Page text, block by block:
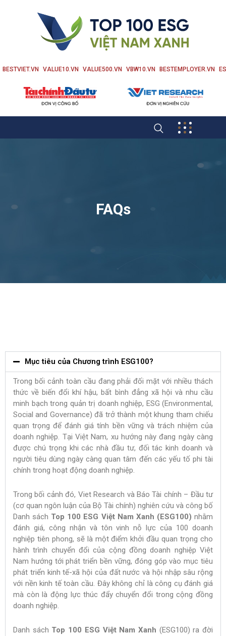
BESTVIET.VN VALUE10.VN VALUE500.VN VBW10.VN BESTEMPLOYER.VN
FAQs
Mục tiêu của Chương trình ESG100?
Trong bối cảnh toàn cầu đang phải đối mặt với nhiều thách
thức về biến đổi khí hậu, bất bình đẳng xã hội và nhu cầu
minh bạch trong quản trị doanh nghiệp, ESG (Environmental,
Social and Governance) đã trở thành một khung tham chiếu
quan trọng để đánh giá tính bền vững và trách nhiệm của
doanh nghiệp. Tại Việt Nam, xu hướng này đang ngày càng
được chú trọng khi các nhà đầu tư, đối tác kinh doanh và
người tiêu dùng ngày càng quan tâm đến các yếu tố phi tài
chính trong hoạt động doanh nghiệp.
Trong bối cảnh đó, Viet Research và Báo Tài chính – Đầu tư
(cơ quan ngôn luận của Bộ Tài chính) nghiên cứu và công bố
Danh sách Top 100 ESG Việt Nam Xanh (ESG100)nhằm
đánh giá, công nhận và tôn vinh nỗ lực của 100 doanh
nghiệp tiên phong, sẽ là một điểm khởi đầu quan trọng cho
hành trình chuyển đổi của cộng đồng doanh nghiệp Việt
Nam hướng tới phát triển bền vững, đóng góp vào mục tiêu
phát triển kinh tế-xã hội của đất nước và hội nhập sâu rộng
với nền kinh tế toàn cầu. Đây không chỉ là công cụ đánh giá
mà còn là động lực thúc đẩy chuyển đổi trong cộng đồng
doanh nghiệp.
Danh sách Top 100 ESG Việt Nam Xanh (ESG100) ra đời